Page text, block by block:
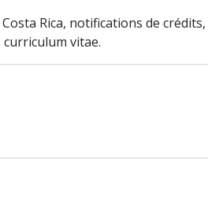
Rica, notifications de
curriculum vitae.